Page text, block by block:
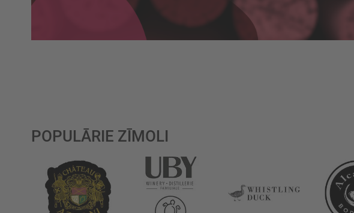
POPULĀRIE ZĪMOLI